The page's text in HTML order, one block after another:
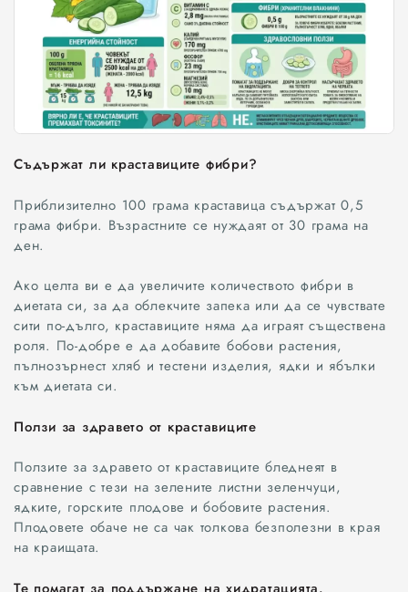
Всички
Варна
Шумен
Съдържат ли краставиците фибри?
Приблизително 100 грама краставица съдържат 0,5
грама фибри. Възрастните се нуждаят от 30 грама на
ден.
Ако целта ви е да увеличите количеството фибри в
диетата си, за да облекчите запека или да се чувствате
сити по-дълго, краставиците няма да играят съществена
роля. По-добре е да добавите бобови растения,
пълнозърнест хляб и тестени изделия, ядки и ябълки
към диетата си.
Ползи за здравето от краставиците
Ползите за здравето от краставиците бледнеят в
сравнение с тези на зелените листни зеленчуци,
ядките, горските плодове и бобовите растения.
Плодовете обаче не са чак толкова безполезни в края
на краищата.
Те помагат за поддържане на хидратацията.